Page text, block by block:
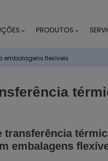
PRODUTOS
embalagens flexíveis
transferência
embalagens